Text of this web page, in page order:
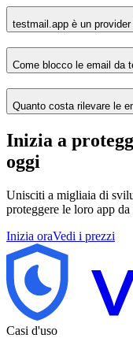
testmail.app è un
Come blocco le email da
Quanto costa rilevare le
Inizia a
oggi
Unisciti a migliaia di
proteggere le loro app
Inizia oraVedi i prezzi
Casi d'uso